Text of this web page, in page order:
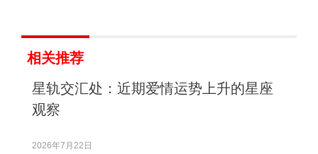
相关推荐
星轨交汇处：近期爱情运势上升的星座
观察
2026年7月22日